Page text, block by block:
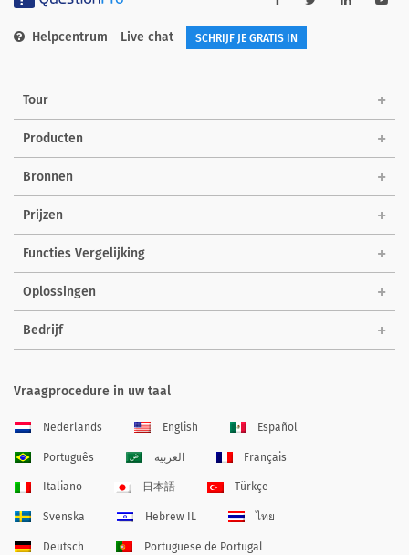
Helpcentrum Live chat SCHRIJF JE GRATIS IN
Tour
Producten
Bronnen
Prijzen
Functies Vergelijking
Oplossingen
Bedrijf
Vraagprocedure in uw taal
Nederlands English Español
Português العربية Français
Italiano 日本語 Türkçe
Svenska Hebrew IL ไทย
Deutsch Portuguese de Portugal